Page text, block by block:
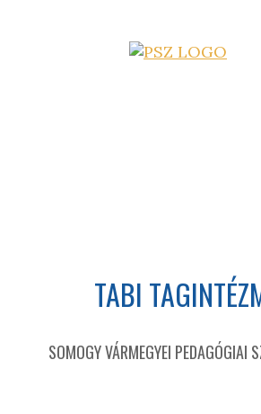
TABI
SOMOGY VÁRMEGYEI PEDAGÓGIAI